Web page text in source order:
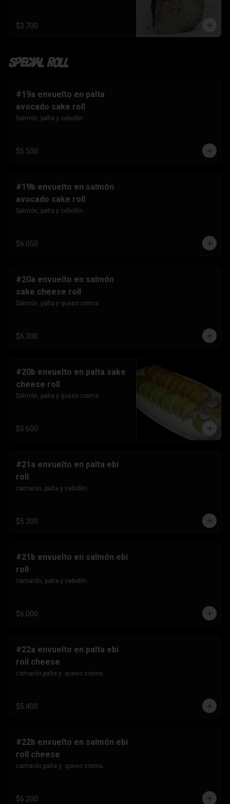
$3.700
Special Roll
#19a envuelto en palta
avocado sake roll
Salmón, palta y cebollín.
$5.500
#19b envuelto en salmón
avocado sake roll
Salmón, palta y cebollín.
$6.050
#20a envuelto en salmón
sake cheese roll
Salmón, palta y queso crema.
$6.300
#20b envuelto en palta sake
cheese roll
Salmón, palta y queso crema.
$5.600
#21a envuelto en palta ebi
roll
camarón, palta y cebollín.
$5.300
#21b envuelto en salmón ebi
roll
camarón, palta y cebollín.
$6.000
#22a envuelto en palta ebi
roll cheese
camarón,palta y  queso crema.
$5.400
#22b envuelto en salmón ebi
roll cheese
camarón,palta y  queso crema.
$6.200